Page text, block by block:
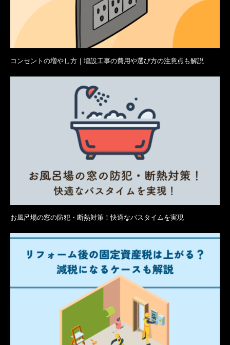
コンセントの増やし方｜増設工事の費用や選び方の注意点も解説
お風呂場の窓の防犯・断熱対策！快適なバスタイムを実現